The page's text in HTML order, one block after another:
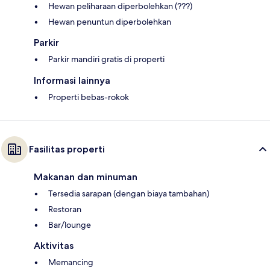
Hewan peliharaan diperbolehkan (???)
Hewan penuntun diperbolehkan
Parkir
Parkir mandiri gratis di properti
Informasi lainnya
Properti bebas-rokok
Fasilitas properti
Makanan dan minuman
Tersedia sarapan (dengan biaya tambahan)
Restoran
Bar/lounge
Aktivitas
Memancing